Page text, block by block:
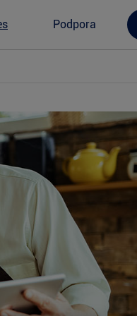
Podpora